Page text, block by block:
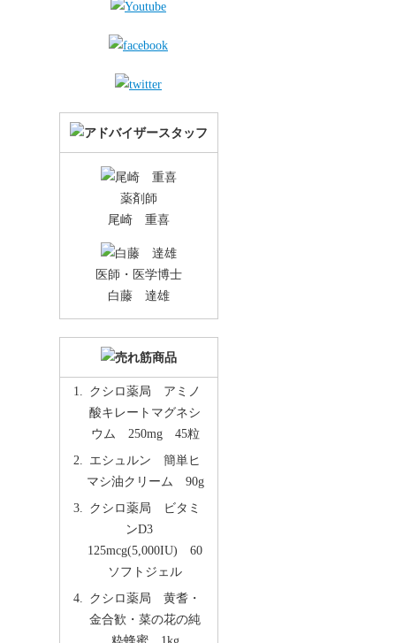
薬剤師
尾崎 重喜
医師・医学博士
白藤 達雄
クシロ薬局 アミノ
酸キレートマグネシ
ウム 250mg 45粒
エシュルン 簡単ヒ
マシ油クリーム 90g
クシロ薬局 ビタミ
ンD3
125mcg(5,000IU) 60
ソフトジェル
クシロ薬局 黄耆・
金合歓・菜の花の純